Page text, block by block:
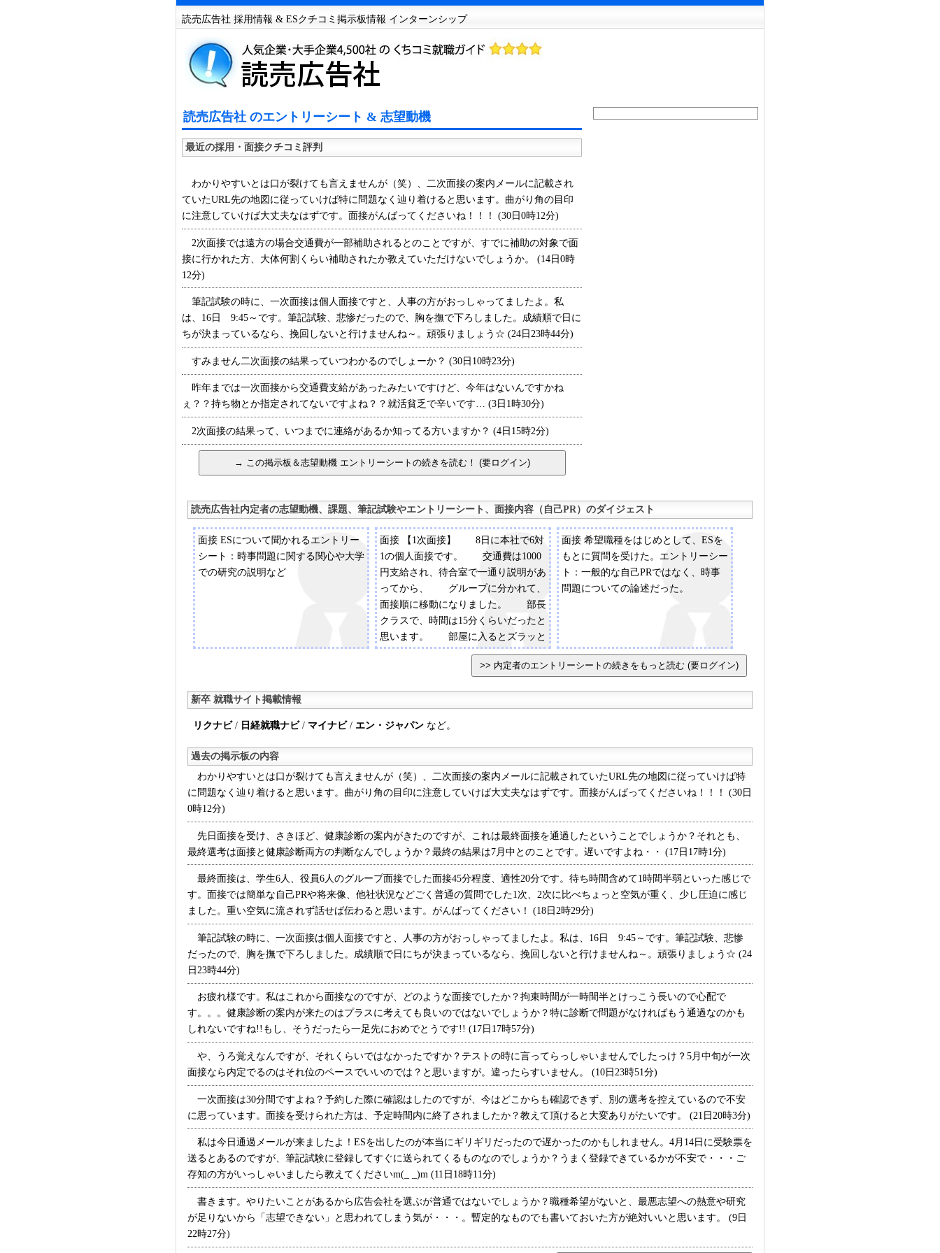
読売広告社 採用情報 & ESクチコミ掲示板情報 インターンシップ
読売広告社 のエントリーシート & 志望動機
最近の採用・面接クチコミ評判
わかりやすいとは口が裂けても言えませんが（笑）、二次面接の案内メールに記載され
ていたURL先の地図に従っていけば特に問題なく辿り着けると思います。曲がり角の目印
に注意していけば大丈夫なはずです。面接がんばってくださいね！！！ (30日0時12分)
2次面接では遠方の場合交通費が一部補助されるとのことですが、すでに補助の対象で面
接に行かれた方、大体何割くらい補助されたか教えていただけないでしょうか。 (14日0時
12分)
筆記試験の時に、一次面接は個人面接ですと、人事の方がおっしゃってましたよ。私
は、16日 9:45～です。筆記試験、悲惨だったので、胸を撫で下ろしました。成績順で日に
ちが決まっているなら、挽回しないと行けませんね～。頑張りましょう☆ (24日23時44分)
すみません二次面接の結果っていつわかるのでしょーか？ (30日10時23分)
昨年までは一次面接から交通費支給があったみたいですけど、今年はないんですかね
ぇ？？持ち物とか指定されてないですよね？？就活貧乏で辛いです… (3日1時30分)
2次面接の結果って、いつまでに連絡があるか知ってる方いますか？ (4日15時2分)
読売広告社内定者の志望動機、課題、筆記試験やエントリーシート、面接内容（自己PR）のダイジェスト
面接 ESについて聞かれるエントリー
シート：時事問題に関する関心や大学
での研究の説明など
面接 【1次面接】 8日に本社で6対
1の個人面接です。 交通費は1000
円支給され、待合室で一通り説明があ
ってから、 グループに分かれて、
面接順に移動になりました。 部長
クラスで、時間は15分くらいだったと
思います。 部屋に入るとズラッと
6人並んでいてびっくりしまし
た。 質問内容は、志望動機、他社
く、 営業志望だがどんな営業にな
りたいか、どんな仕事をしてみたいの
かが聞かれました。 結果は指定さ
れた日、12日にメールで来まし
た。 ※ESで1300人→300人、この
75人ほど通過です。【2次面接】 1
対5の局長クラスの個人面接で
す。 面接はほぼESに沿って行わ
れ、 ・気になるメディア(私の
場合はOOH)をどのようにして知った
か。 ・最近気になっている広告
は？ ・広告を見て買ってしまっ
たものはあるか。 ・学生時代に
学んだ事は？ など聞かれました。
ず、 ESの中から質問され、私の
発言によって、質問が流動的でし
た。 また、私のブログで行った企
れ、 アクセス数が1日50から4000
に上がったことなどを話したら、
「おもしろいですね！」といい感触で
した。 その後もその企画(ブレイ
ク前のある商品を使った企画)の話題
で持ちきりでした。 ユニークさと
いうか、先見性と独創性をアピールす
るといいかもしれません。 交通費
時点で75人から45人ほどに絞られてい
たそうです。【最終面接】 交通費
検査(性格検査とシールを貼るもの)を
面接 希望職種をはじめとして、ESを
もとに質問を受けた。エントリーシー
ト：一般的な自己PRではなく、時事
問題についての論述だった。
新卒 就職サイト掲載情報
リクナビ/ 日経就職ナビ/ マイナビ/ エン・ジャパン など。
過去の掲示板の内容
わかりやすいとは口が裂けても言えませんが（笑）、二次面接の案内メールに記載されていたURL先の地図に従っていけば特
に問題なく辿り着けると思います。曲がり角の目印に注意していけば大丈夫なはずです。面接がんばってくださいね！！！ (30日
0時12分)
先日面接を受け、さきほど、健康診断の案内がきたのですが、これは最終面接を通過したということでしょうか？それとも、
最終選考は面接と健康診断両方の判断なんでしょうか？最終の結果は7月中とのことです。遅いですよね・・ (17日17時1分)
最終面接は、学生6人、役員6人のグループ面接でした面接45分程度、適性20分です。待ち時間含めて1時間半弱といった感じで
す。面接では簡単な自己PRや将来像、他社状況などごく普通の質問でした1次、2次に比べちょっと空気が重く、少し圧迫に感じ
ました。重い空気に流されず話せば伝わると思います。がんばってください！ (18日2時29分)
筆記試験の時に、一次面接は個人面接ですと、人事の方がおっしゃってましたよ。私は、16日 9:45～です。筆記試験、悲惨
だったので、胸を撫で下ろしました。成績順で日にちが決まっているなら、挽回しないと行けませんね～。頑張りましょう☆ (24
日23時44分)
お疲れ様です。私はこれから面接なのですが、どのような面接でしたか？拘束時間が一時間半とけっこう長いので心配で
す。。。健康診断の案内が来たのはプラスに考えても良いのではないでしょうか？特に診断で問題がなければもう通過なのかも
しれないですね!!もし、そうだったら一足先におめでとうです!! (17日17時57分)
や、うろ覚えなんですが、それくらいではなかったですか？テストの時に言ってらっしゃいませんでしたっけ？5月中旬が一次
面接なら内定でるのはそれ位のペースでいいのでは？と思いますが。違ったらすいません。 (10日23時51分)
一次面接は30分間ですよね？予約した際に確認はしたのですが、今はどこからも確認できず、別の選考を控えているので不安
に思っています。面接を受けられた方は、予定時間内に終了されましたか？教えて頂けると大変ありがたいです。 (21日20時3分)
私は今日通過メールが来ましたよ！ESを出したのが本当にギリギリだったので遅かったのかもしれません。4月14日に受験票を
送るとあるのですが、筆記試験に登録してすぐに送られてくるものなのでしょうか？うまく登録できているかが不安で・・・ご
存知の方がいっしゃいましたら教えてくださいm(_ _)m (11日18時11分)
書きます。やりたいことがあるから広告会社を選ぶが普通ではないでしょうか？職種希望がないと、最悪志望への熱意や研究
が足りないから「志望できない」と思われてしまう気が・・・。暫定的なものでも書いておいた方が絶対いいと思います。 (9日
22時27分)